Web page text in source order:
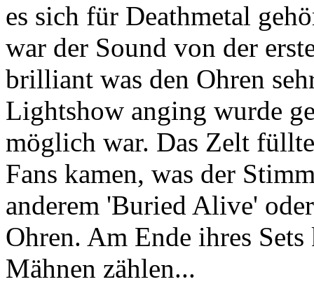
es sich für Deathmetal
war der Sound von der
brilliant was den Ohren
Lightshow anging wurde
möglich war. Das Zelt
Fans kamen, was der
anderem 'Buried Alive'
Ohren. Am Ende ihres
Mähnen zählen...